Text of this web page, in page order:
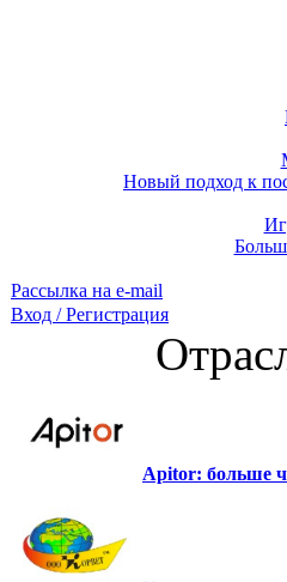
Новый подход к
Рассылка на e-mail
Вход / Регистрация
Apitor: больше